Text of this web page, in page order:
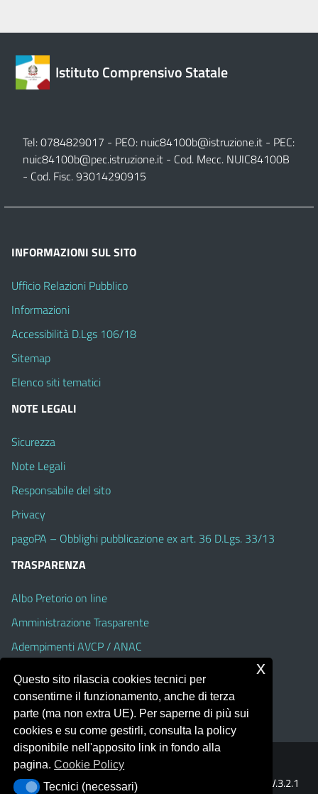
Istituto Comprensivo Statale
Tel: 0784829017 - PEO: nuic84100b@istruzione.it - PEC:
nuic84100b@pec.istruzione.it - Cod. Mecc. NUIC84100B
- Cod. Fisc. 93014290915
INFORMAZIONI SUL SITO
Ufficio Relazioni Pubblico
Informazioni
Accessibilità D.Lgs 106/18
Sitemap
Elenco siti tematici
NOTE LEGALI
Sicurezza
Note Legali
Responsabile del sito
Privacy
pagoPA – Obblighi pubblicazione ex art. 36 D.Lgs. 33/13
TRASPARENZA
Albo Pretorio on line
Amministrazione Trasparente
Adempimenti AVCP / ANAC
Dichiarazione di accessibilità
Portale realizzato con la piattaforma
Template Italia configurato sul tema accessibile
V.3.2.1
Questo sito rilascia cookies tecnici per
consentirne il funzionamento, anche di terza
parte (ma non extra UE). Per saperne di più sui
cookies e su come gestirli, consulta la policy
disponibile nell'apposito link in fondo alla
pagina.Cookie Policy
Tecnici (necessari)
Tecnici (necessari)
x